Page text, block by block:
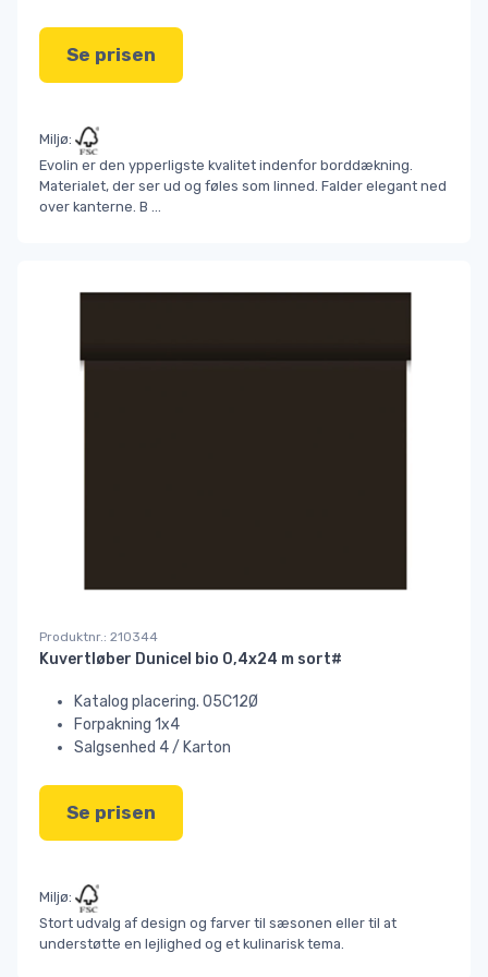
Se prisen
Miljø:
Evolin er den ypperligste kvalitet indenfor borddækning.
Materialet, der ser ud og føles som linned. Falder elegant ned
over kanterne. B
Produktnr.: 210344
Kuvertløber Dunicel bio 0,4x24 m sort#
Katalog placering. 05C12Ø
Forpakning 1x4
Salgsenhed 4 / Karton
Se prisen
Miljø:
Stort udvalg af design og farver til sæsonen eller til at
understøtte en lejlighed og et kulinarisk tema.